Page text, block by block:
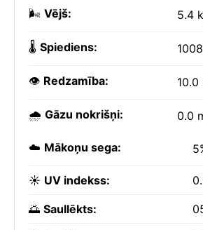
🌬️ Vējš: 5.4
🌡️ Spiediens:
👁️ Redzamība: 10.0
🌧️ Gāzu nokrišņi: 0.0
☁️ Mākoņu sega:
☀️ UV indekss:
🌅 Saullēkts: